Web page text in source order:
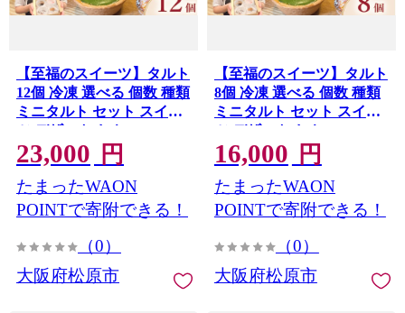
【至福のスイーツ】タルト
12個 冷凍 選べる 個数 種類
ミニタルト セット スイー
ツ デザート おやつ taruto
チョコ TARUTO たると
カスタード キャラメル 抹
茶 ショコラ 冷凍スイーツ
絶品スイーツ 洋菓子 ギフ
レゼント 大阪府 松原市
23,000 円
たまったWAON
POINTで寄附できる！
（0）
大阪府松原市
【至福のスイーツ】タルト
8個 冷凍 選べる 個数 種類
ミニタルト セット スイー
ツ デザート おやつ taruto
チョコ TARUTO たると
カスタード キャラメル 抹
茶 ショコラ 冷凍スイーツ
絶品スイーツ 洋菓子 ギフ
レゼント 大阪府 松原市
16,000 円
たまったWAON
POINTで寄附できる！
（0）
大阪府松原市